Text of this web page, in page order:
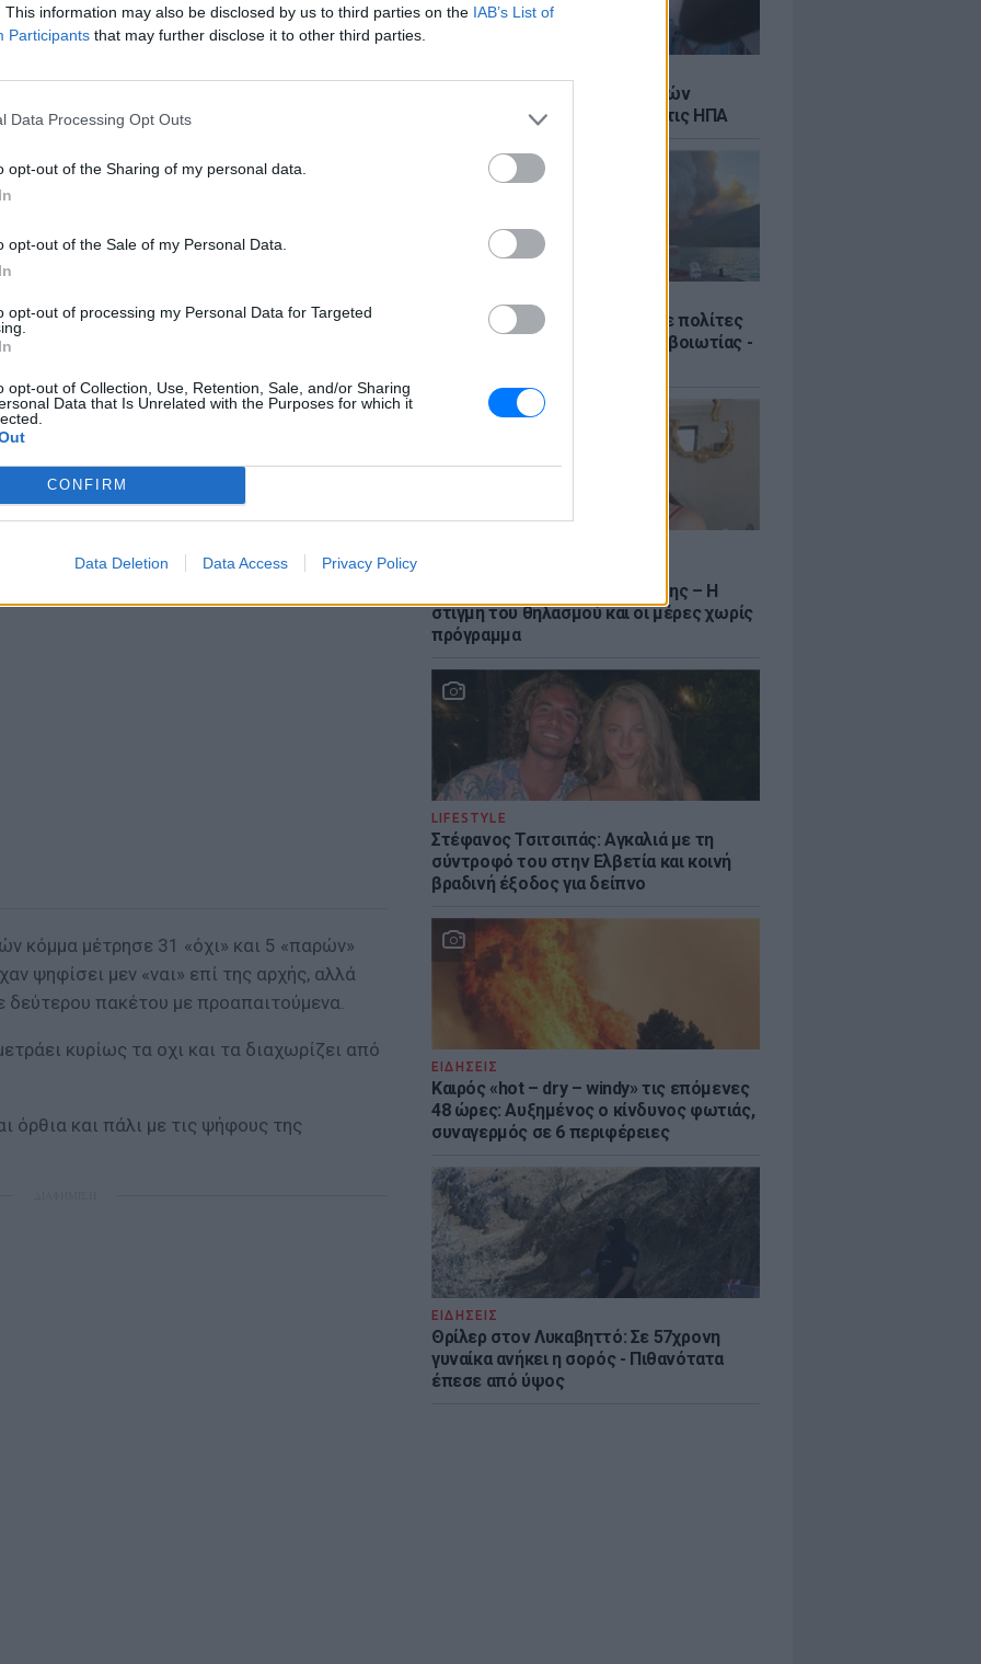
This information may also be disclosed by us to third parties on the IAB’s List of
Participants that may further disclose it to other third parties.
Data Processing Opt Outs
opt-out of the Sharing of my personal data.
opt-out of the Sale of my Personal Data.
opt-out of processing my Personal Data for Targeted
opt-out of Collection, Use, Retention, Sale, and/or Sharing
Data that Is Unrelated with the Purposes for which it
CONFIRM
Data Deletion Data Access Privacy Policy
Ιστορική μεταφορά 30 φαλαινών
μπελούγκα από τον Καναδά στις ΗΠΑ
Πώς η Πυροσβεστική διέσωσε πολίτες
στη μεγάλη φωτιά της Αττικοβοιωτίας -
φωτογραφίες με τους γιους της – Η
στιγμή του θηλασμού και οι μέρες χωρίς
πρόγραμμα
LIFESTYLE
Στέφανος Τσιτσιπάς: Αγκαλιά με τη
σύντροφό του στην Ελβετία και κοινή
βραδινή έξοδος για δείπνο
ΕΙΔΗΣΕΙΣ
Καιρός «hot – dry – windy» τις επόμενες
48 ώρες: Αυξημένος ο κίνδυνος φωτιάς,
συναγερμός σε 6 περιφέρειες
ΕΙΔΗΣΕΙΣ
Θρίλερ στον Λυκαβηττό: Σε 57χρονη
γυναίκα ανήκει η σορός - Πιθανότατα
έπεσε από ύψος
στις κάλπες δεν έχει ξεκαθαριστεί
δεν μπορεί να αποκλειστεί.
162 έδρες. Στην πρώτη ψηφοφορία ο
δεύτερη για τα προαπαιτούμενα είχε
για τα προαπαιτούμενα το
39 απώλειες (32 όχι, 6 παρών και μια
ΔΙΑΦΗΜΙΣΗ
κόμμα μέτρησε 31 «όχι» και 5 «παρών»
ψηφίσει μεν «ναι» επί της αρχής, αλλά
πακέτου με προαπαιτούμενα.
κυρίως τα οχι και τα διαχωρίζει από
όρθια και πάλι με τις ψήφους της